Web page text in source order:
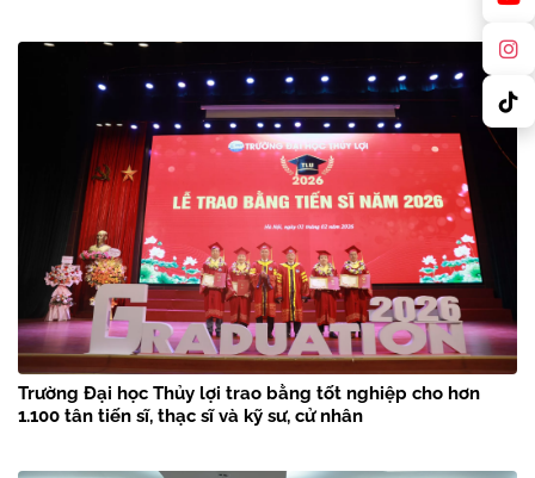
Trường Đại học Thủy lợi trao bằng tốt nghiệp cho hơn
1.100 tân tiến sĩ, thạc sĩ và kỹ sư, cử nhân